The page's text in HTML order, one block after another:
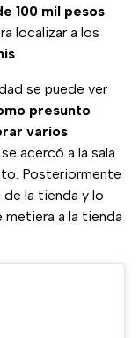
100 mil pesos
localizar a los
.
se puede ver
presunto
varios
acercó a la sala
Posteriormente
de la tienda y lo
metiera a la tienda